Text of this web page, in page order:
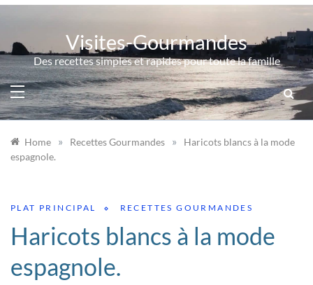
Skip
Visites-Gourmandes
Des recettes simples et rapides pour toute la famille
Home » Recettes Gourmandes »
Haricots blancs à la mode
espagnole.
PLAT PRINCIPAL RECETTES GOURMANDES
Haricots blancs à la mode
espagnole.